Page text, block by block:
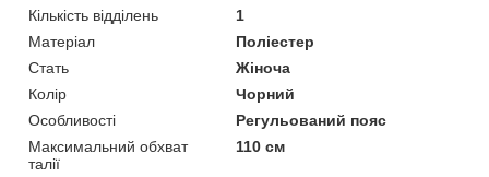
Кількість відділень
1
Матеріал
Поліестер
Стать
Жіноча
Колір
Чорний
Особливості
Регульований пояс
Максимальний обхват
талії
110 см